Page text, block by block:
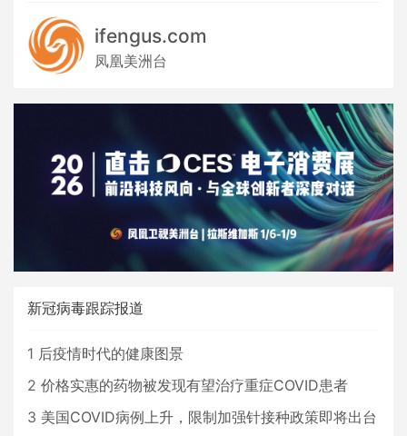
ifengus.com
凤凰美洲台
新冠病毒跟踪报道
1 后疫情时代的健康图景
2 价格实惠的药物被发现有望治疗重症COVID患者
3 美国COVID病例上升，限制加强针接种政策即将出台